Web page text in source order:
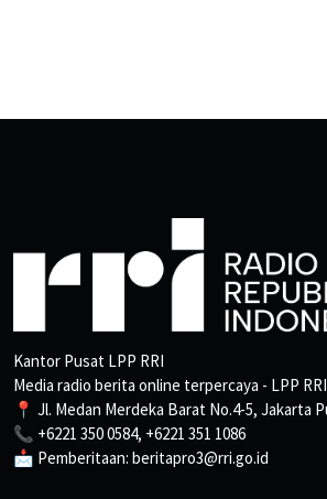
Kantor Pusat LPP RRI
Media radio berita online terpercaya - LPP RRI
📍 Jl. Medan Merdeka Barat No.4-5, Jakarta
📞 +6221 350 0584, +6221 351 1086
📩 Pemberitaan: beritapro3@rri.go.id